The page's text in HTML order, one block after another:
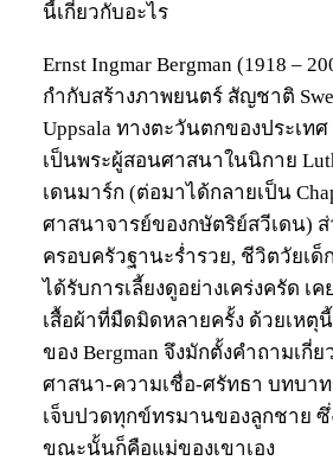
นี้เกี่ยวกับอะไร
Ernst Ingmar Bergman (1918 –
กำกับสร้างภาพยนตร์ สัญชาติ
Uppsala ทางตะวันตกของประเทศ
เป็นพระผู้สอนศาสนาในนิกาย
เดนมาร์ก (ต่อมาได้กลายเป็น
ศาสนาจารย์ของกษัตริย์สวีเดน)
ครอบครัวฐานะร่ำรวย, ชีวิตวัยเ
ได้รับการเลี้ยงดูอย่างเคร่งครัด เ
เสื้อผ้าที่มืดมิดหลายครั้ง ด้วยเหตุ
ของ Bergman จึงมักตั้งคำถามเกี่
ศาสนา-ความเชื่อ-ศรัทธา บทบา
เจ็บปวดทุกข์ทรมานของลูกชาย
ขณะนั้นก็คือแม่ของเขาเอง